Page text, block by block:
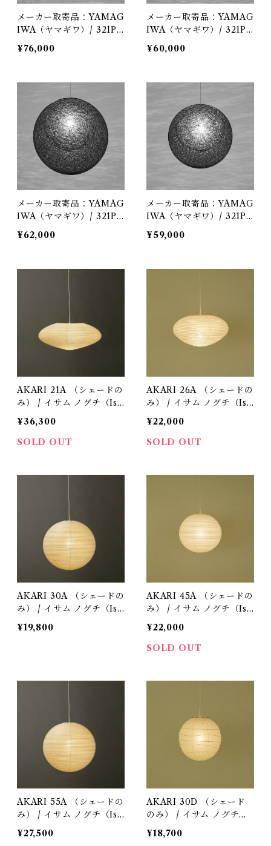
メーカー取寄品：YAMAG
IWA（ヤマギワ）/ 321P2
909B / MAYUHANA（マ
ユハナ）三重Φ500mm ブ
ウトヨオ・TOYO ITO）/
¥76,000
メーカー取寄品：YAMAG
IWA（ヤマギワ）/ 321P2
912B / MAYUHANA（マ
ユハナ）二重Φ470mm ブ
ウトヨオ・TOYO ITO）/
¥60,000
メーカー取寄品：YAMAG
IWA（ヤマギワ）/ 321P2
910B / MAYUHANA（マ
ユハナ）二重Φ430mm ブ
ウトヨオ・TOYO ITO）/
¥62,000
メーカー取寄品：YAMAG
IWA（ヤマギワ）/ 321P2
911B / MAYUHANA（マ
ユハナ）二重Φ360mm ブ
ウトヨオ・TOYO ITO）/
¥59,000
AKARI 21A （シェードの
み） / イサム ノグチ（Isa
mu Noguchi) / オゼキ
（尾関）
¥36,300
SOLD OUT
AKARI 26A （シェードの
み） / イサム ノグチ（Isa
mu Noguchi) / オゼキ
（尾関）
¥22,000
SOLD OUT
AKARI 30A （シェードの
み） / イサム ノグチ（Isa
mu Noguchi) / オゼキ
（尾関）
¥19,800
AKARI 45A （シェードの
み） / イサム ノグチ（Isa
mu Noguchi) / オゼキ
（尾関）
¥22,000
SOLD OUT
AKARI 55A （シェードの
み） / イサム ノグチ（Isa
mu Noguchi) / オゼキ
（尾関）
¥27,500
AKARI 30D （シェード
のみ） / イサム ノグチ（I
samu Noguchi) / オゼキ
（尾関）
¥18,700